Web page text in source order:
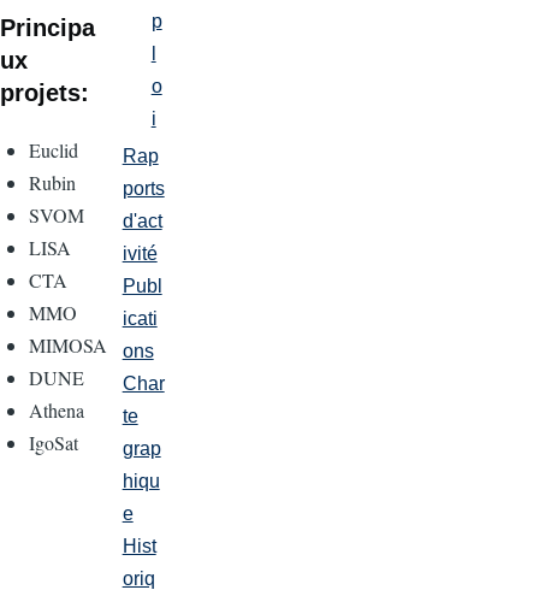
Principa
ux
projets:
Euclid
Rubin
SVOM
LISA
CTA
MMO
MIMOSA
DUNE
Athena
IgoSat
p
o
i
Rap
ports
d'act
ivité
Publ
icati
ons
Char
te
grap
hiqu
e
Hist
oriq